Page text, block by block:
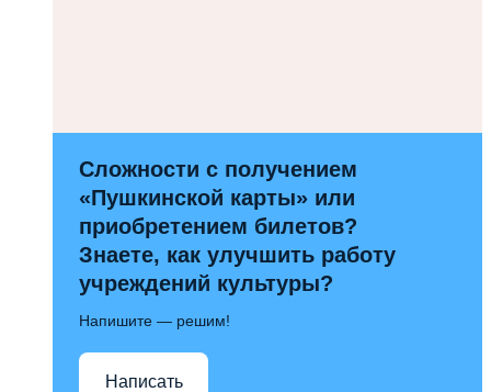
Сложности с получением
«Пушкинской карты» или
приобретением билетов?
Знаете, как улучшить работу
учреждений культуры?
Напишите — решим!
Написать